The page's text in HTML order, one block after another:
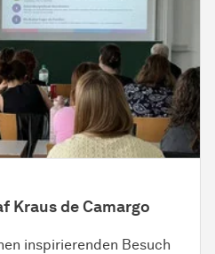
Kraus de Camargo
inspirierenden Besuch